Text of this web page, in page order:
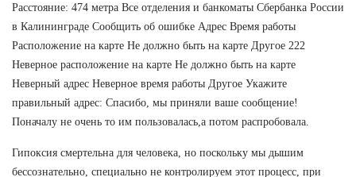
Расстояние: 474 метра Все отделения и банкоматы Сбербанка России
в Калининграде Сообщить об ошибке Адрес Время работы
Расположение на карте Не должно быть на карте Другое 222
Неверное расположение на карте Не должно быть на карте
Неверный адрес Неверное время работы Другое Укажите
правильный адрес: Спасибо, мы приняли ваше сообщение!
Поначалу не очень то им пользовалась,а потом распробовала.
Гипоксия смертельна для человека, но поскольку мы дышим
бессознательно, специально не контролируем этот процесс, при